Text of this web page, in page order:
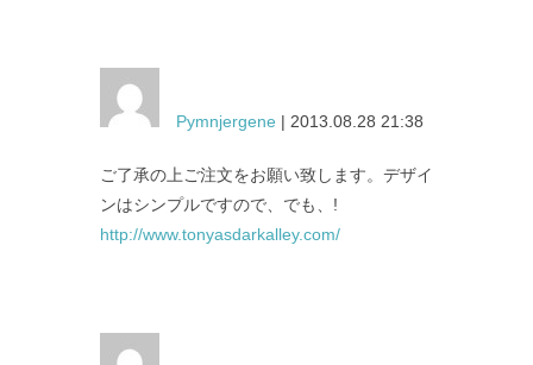
Pymnjergene | 2013.08.28 21:38
ご了承の上ご注文をお願い致します。デザイ
ンはシンプルですので、でも、!
http://www.tonyasdarkalley.com/